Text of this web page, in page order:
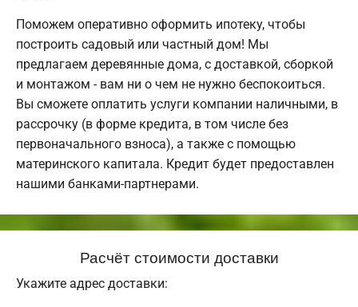
Поможем оперативно оформить ипотеку, чтобы
построить садовый или частный дом! Мы
предлагаем деревянные дома, с доставкой, сборкой
и монтажом - вам ни о чем не нужно беспокоиться.
Вы сможете оплатить услуги компании наличными, в
рассрочку (в форме кредита, в том числе без
первоначального взноса), а также с помощью
материнского капитала. Кредит будет предоставлен
нашими банками-партнерами.
Расчёт стоимости доставки
Укажите адрес доставки: